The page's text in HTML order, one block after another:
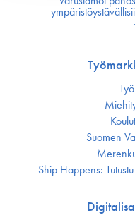
Suomen
Ship Happens: